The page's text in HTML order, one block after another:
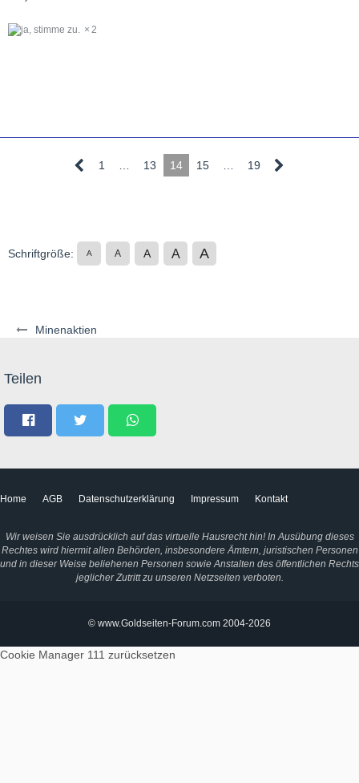
Minenaktien
2
1 … 13 14 15 … 19
Schriftgröße: A A A A A
Teilen
Home AGB Datenschutzerklärung Impressum Kontakt
Wir weisen Sie ausdrücklich auf das virtuelle Hausrecht hin! In Ausübung dieses
Rechtes wird hiermit allen Behörden, insbesondere Ämtern, juristischen Personen
und in dieser Weise beliehenen Personen sowie Anstalten des öffentlichen Rechts
jeglicher Zutritt zu unseren Netzseiten verboten.
© www.Goldseiten-Forum.com 2004-2026
Cookie Manager 111 zurücksetzen